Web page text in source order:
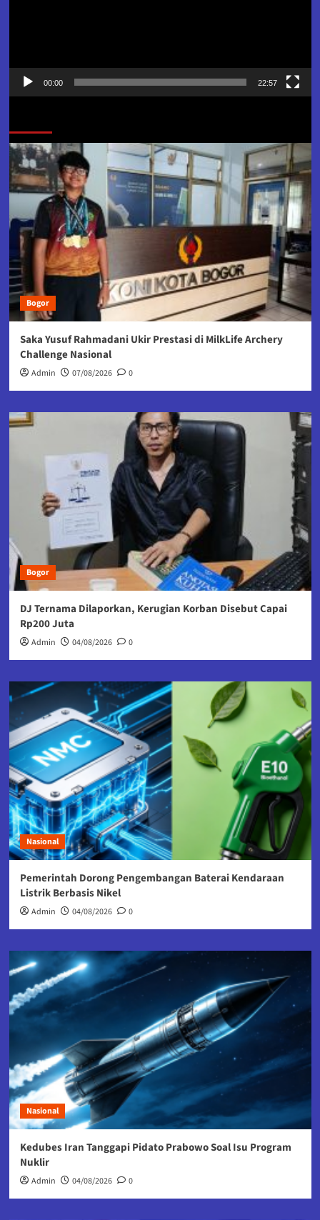
00:00 22:57
Bogor
Saka Yusuf Rahmadani Ukir Prestasi di MilkLife Archery
Challenge Nasional
Admin 07/08/2026 0
Bogor
DJ Ternama Dilaporkan, Kerugian Korban Disebut Capai
Rp200 Juta
Admin 04/08/2026 0
Nasional
Pemerintah Dorong Pengembangan Baterai Kendaraan
Listrik Berbasis Nikel
Admin 04/08/2026 0
Nasional
Kedubes Iran Tanggapi Pidato Prabowo Soal Isu Program
Nuklir
Admin 04/08/2026 0